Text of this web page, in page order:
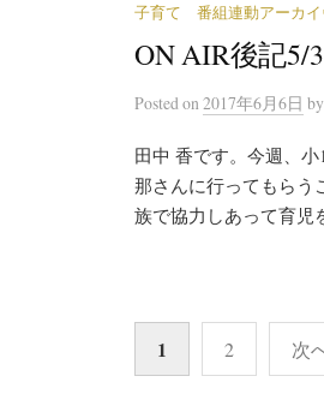
子育て 番組連動アーカイ
ON AIR後記
Postedon 2017年6月6日 by
田中 香です。今週、
那さんに行ってもらう
族で協力しあって育児
投
稿
1 2 次